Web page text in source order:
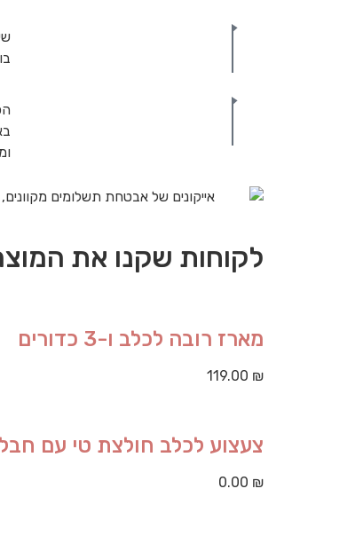
לקוחות שקנו את
מארז רובה לכלב ו-3 כדורים
119.00 ₪
צעצוע לכלב חולצת טי עם חבל 1 יחידות
0.00 ₪